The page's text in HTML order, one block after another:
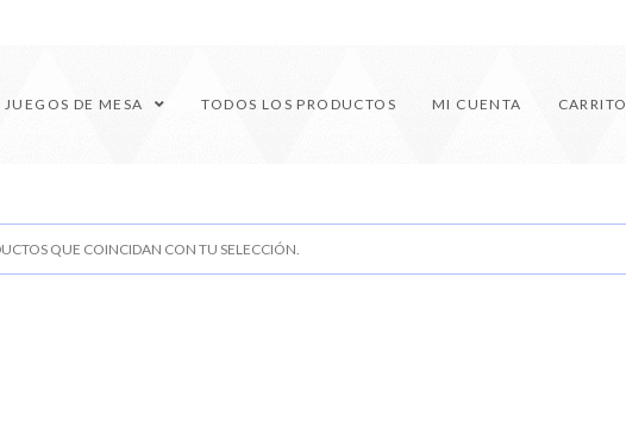
JUEGOS DE MESA TODOS LOS PRODUCTOS MI CUENTA CARRITO
QUE COINCIDAN CON TU SELECCIÓN.